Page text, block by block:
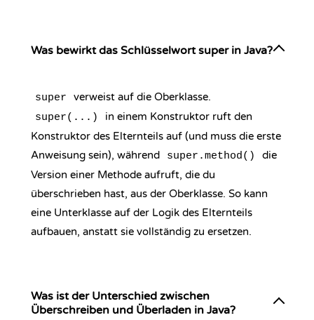
Was bewirkt das Schlüsselwort super in Java?
super verweist auf die Oberklasse.
super(...)
in einem Konstruktor ruft den
Konstruktor des Elternteils auf (und muss die erste
Anweisung sein), während
super.method()
die
Version einer Methode aufruft, die du
überschrieben hast, aus der Oberklasse. So kann
eine Unterklasse auf der Logik des Elternteils
aufbauen, anstatt sie vollständig zu ersetzen.
Was ist der Unterschied zwischen
Überschreiben und Überladen in Java?